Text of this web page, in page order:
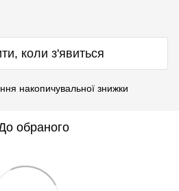
коли з'явиться
накопичувальної знижки
обраного